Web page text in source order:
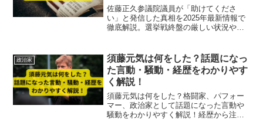
底解説！
佐藤正久参議院議員が「助けてくださ
い」と発信した真相を2025年最新情報で
徹底解説。選挙戦終盤の厳しい状況や外
政治家
須藤元気は何をした？話題になっ
た言動・騒動・経歴をわかりやす
く解説！
須藤元気は何をした？格闘家、パフォー
マー、政治家として話題になった言動や
騒動をわかりやすく解説！経歴から注目